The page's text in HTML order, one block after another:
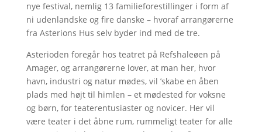
nye festival, nemlig 13 familieforestillinger i form af
ni udenlandske og fire danske – hvoraf arrangørerne
fra Asterions Hus selv byder ind med de tre.
Asterioden foregår hos teatret på Refshaleøen på
Amager, og arrangørerne lover, at man her, hvor
havn, industri og natur mødes, vil ’skabe en åben
plads med højt til himlen – et mødested for voksne
og børn, for teaterentusiaster og novicer. Her vil
være teater i det åbne rum, rummeligt teater for alle